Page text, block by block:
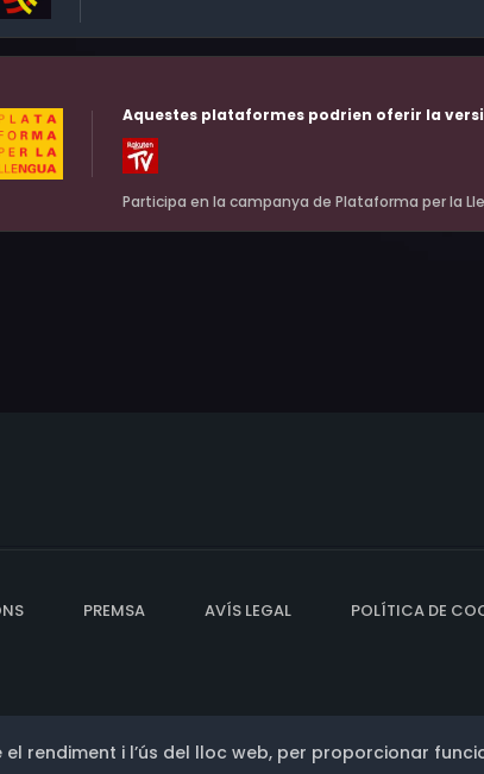
Aquestes plataformes podrien oferir la
Participa en la campanya de Plataforma per la
PREMSA AVÍS LEGAL POLÍTICA DE
rendiment i l’ús del lloc web, per proporcionar